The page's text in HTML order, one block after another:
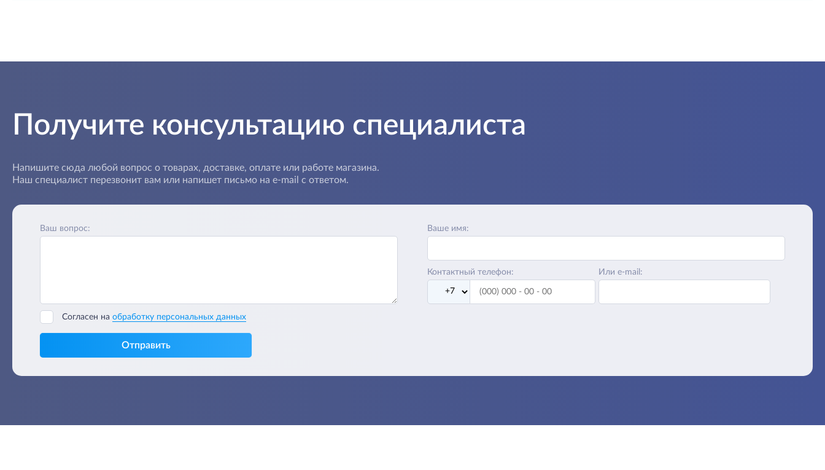
Получите консультацию специалиста
Напишите сюда любой вопрос о товарах, доставке, оплате или работе магазина.
Наш специалист перезвонит вам или напишет письмо на e-mail с ответом.
Ваш вопрос: Ваше имя:
Контактный телефон: Или e-mail:
Согласен на обработку персональных данных
Отправить